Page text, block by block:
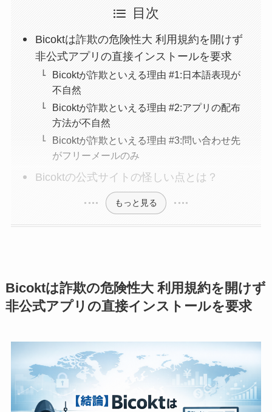
目次
Bicoktは詐欺の危険性大 利用規約を開けず
非公式アプリの直接インストールを要求
Bicoktが詐欺といえる理由 #1:日本語表現が
不自然
Bicoktが詐欺といえる理由 #2:アプリの配布
方法が不自然
Bicoktが詐欺といえる理由 #3:問い合わせ先
がフリーメールのみ
Bicoktの公式サイトの怪しい点とは？
もっと見る
Bicoktは詐欺の危険性大 利用規約を開けず
非公式アプリの直接インストールを要求